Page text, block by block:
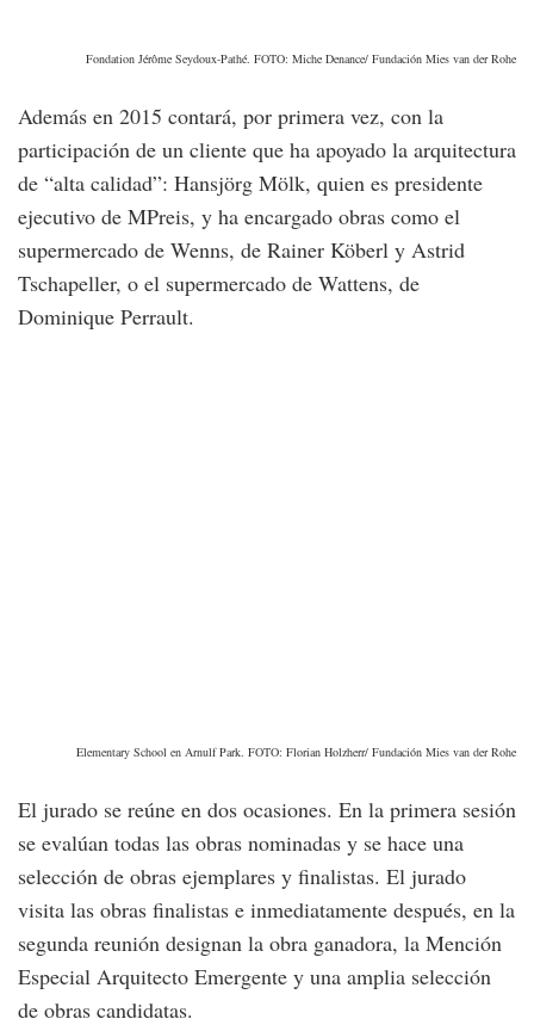
Fondation Jérôme Seydoux-Pathé. FOTO: Miche Denance/ Fundación Mies van der Rohe
Además en 2015 contará, por primera vez, con la
participación de un cliente que ha apoyado la arquitectura
de “alta calidad”: Hansjörg Mölk, quien es presidente
ejecutivo de MPreis, y ha encargado obras como el
supermercado de Wenns, de Rainer Köberl y Astrid
Tschapeller, o el supermercado de Wattens, de
Dominique Perrault.
Elementary School en Arnulf Park. FOTO: Florian Holzherr/ Fundación Mies van der Rohe
El jurado se reúne en dos ocasiones. En la primera sesión
se evalúan todas las obras nominadas y se hace una
selección de obras ejemplares y finalistas. El jurado
visita las obras finalistas e inmediatamente después, en la
segunda reunión designan la obra ganadora, la Mención
Especial Arquitecto Emergente y una amplia selección
de obras candidatas.